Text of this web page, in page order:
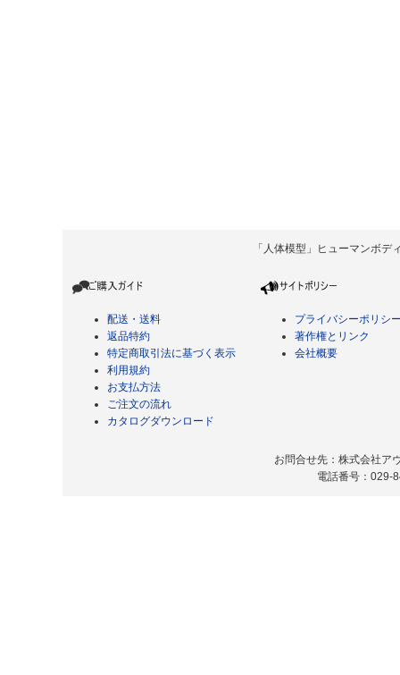
「人体模型」ヒューマンボ
配送・送料
返品特約
特定商取引法に基づく表示
利用規約
お支払方法
ご注文の流れ
カタログダウンロード
プライバシーポリシ
著作権とリンク
会社概要
お問合せ先：株式会社ア
電話番号：